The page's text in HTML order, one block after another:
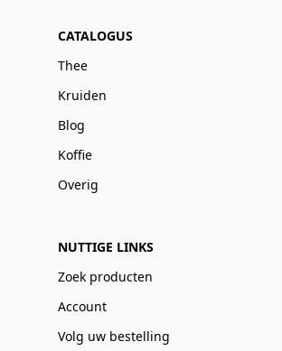
CATALOGUS
Thee
Kruiden
Blog
Koffie
Overig
NUTTIGE LINKS
Zoek producten
Account
Volg uw bestelling